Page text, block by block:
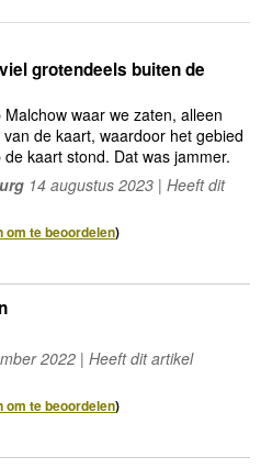
grotendeels buiten de
waar we zaten, alleen
de kaart, waardoor het gebied
kaart stond. Dat was jammer.
14 augustus 2023 | Heeft dit
om te beoordelen)
2022 | Heeft dit artikel
om te beoordelen)